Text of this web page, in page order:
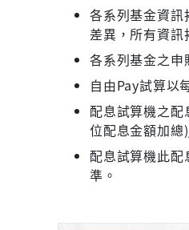
各系列基金資
差異，所有資訊
各系列基金之
自由Pay試算以
配息試算機之
位配息金額加總
配息試算機此
準。